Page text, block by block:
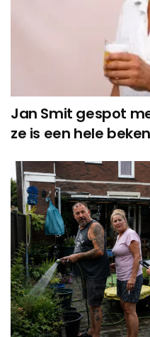
Jan Smit gespot
ze is een hele